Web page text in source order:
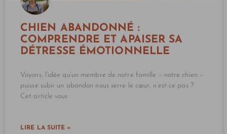
CHIEN ABANDONNÉ :
COMPRENDRE ET APAISER SA
DÉTRESSE ÉMOTIONNELLE
Voyons, l’idée qu’un membre de notre famille – notre chien –
puisse subir un abandon nous serre le cœur, n’est-ce pas ?
Cet article vous
LIRE LA SUITE »